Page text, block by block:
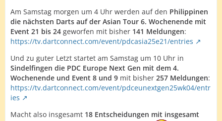
Am Samstag morgen um 4 Uhr werden auf den Philippinen
die nächsten Darts auf der Asian Tour 6. Wochenende mit
Event 21 bis 24 geworfen mit bisher 141 Meldungen:
https://tv.dartconnect.com/event/pdcasia25e21/entries
Und zu guter Letzt startet am Samstag um 10 Uhr in
Sindelfingen die PDC Europe Next Gen mit dem 4.
Wochenende und Event 8 und 9 mit bisher 257 Meldungen:
https://tv.dartconnect.com/event/pdceunextgen25wk04/entr
ies
Macht also insgesamt 18 Entscheidungen mit insgesamt